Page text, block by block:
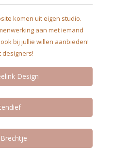
komen uit eigen studio.
aan met iemand
bij jullie willen aanbieden!
designers!
Design